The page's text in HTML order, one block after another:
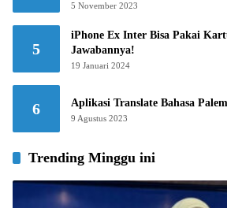
5 November 2023
5
iPhone Ex Inter Bisa Pakai
Jawabannya!
19 Januari 2024
6 Aplikasi Translate Bahasa
9 Agustus 2023
Trending Minggu ini